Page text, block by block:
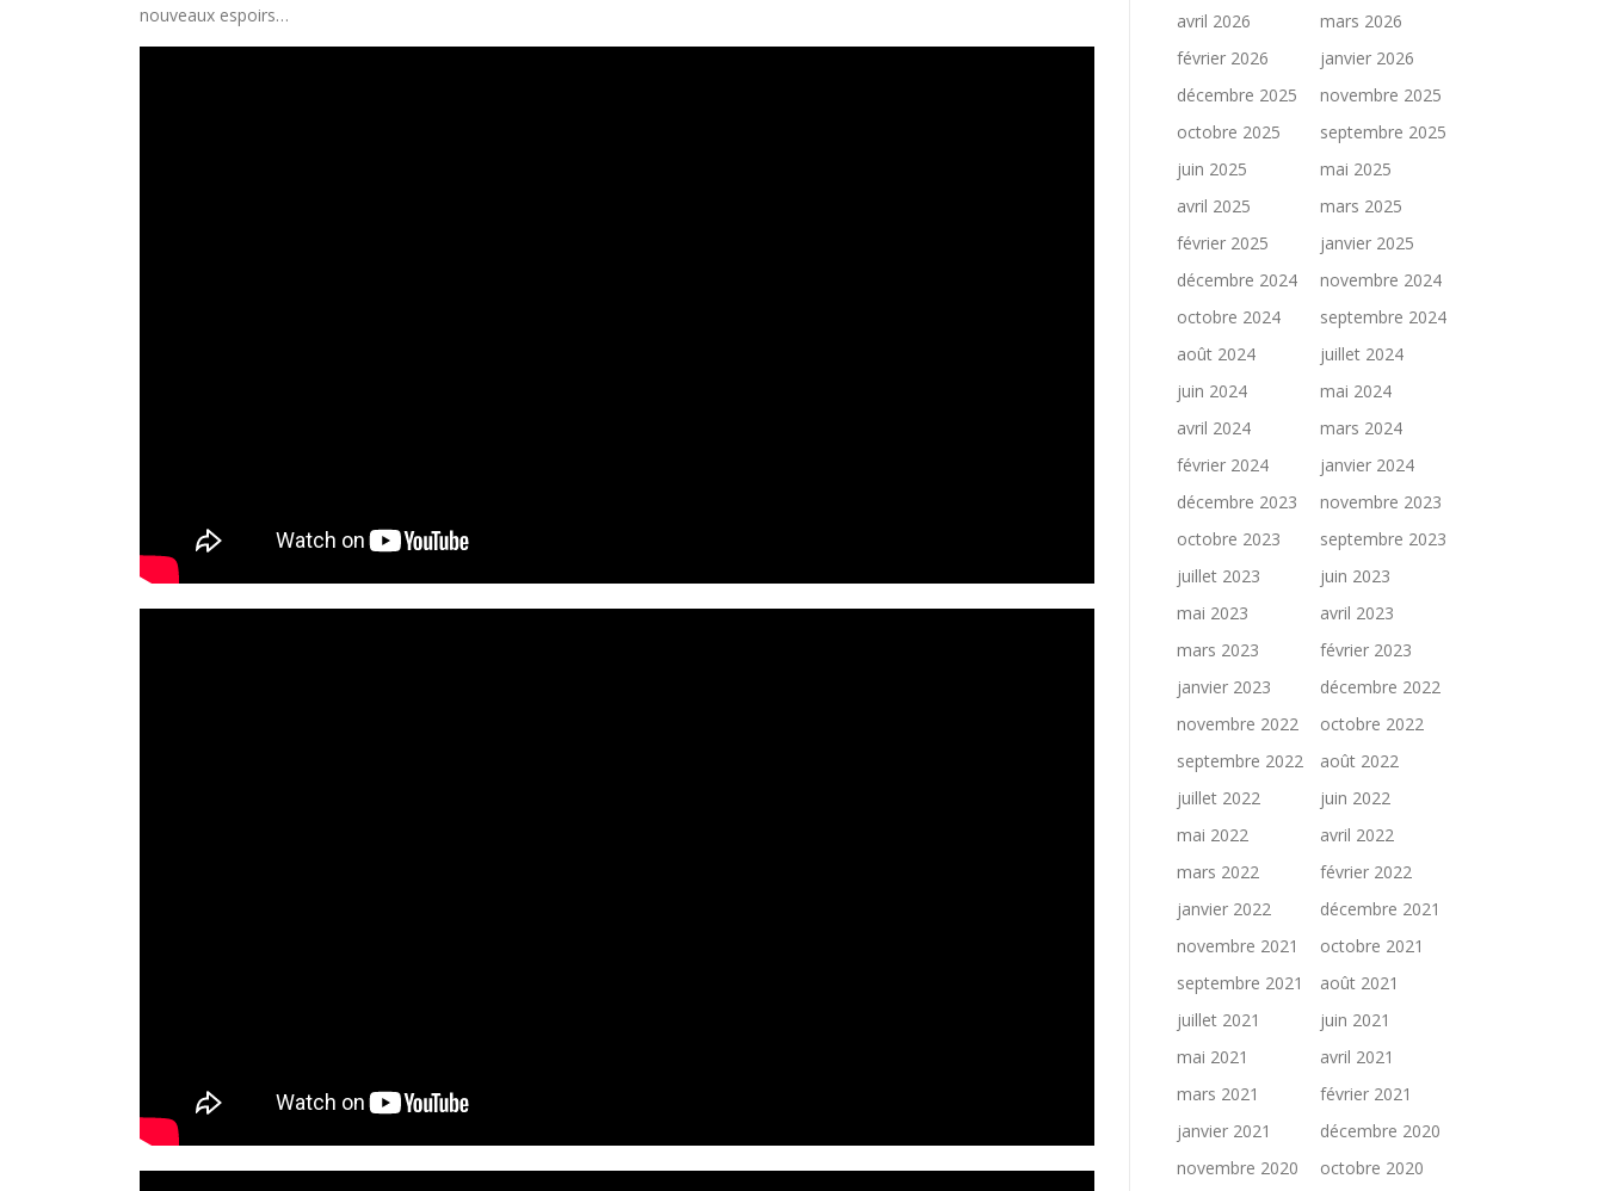
nouveaux espoirs…
avril 2026
mars 2026
février 2026
janvier 2026
décembre 2025
novembre 2025
octobre 2025
septembre 2025
juin 2025
mai 2025
avril 2025
mars 2025
février 2025
janvier 2025
décembre 2024
novembre 2024
octobre 2024
septembre 2024
août 2024
juillet 2024
juin 2024
mai 2024
avril 2024
mars 2024
février 2024
janvier 2024
décembre 2023
novembre 2023
octobre 2023
septembre 2023
juillet 2023
juin 2023
mai 2023
avril 2023
mars 2023
février 2023
janvier 2023
décembre 2022
novembre 2022
octobre 2022
septembre 2022
août 2022
juillet 2022
juin 2022
mai 2022
avril 2022
mars 2022
février 2022
janvier 2022
décembre 2021
novembre 2021
octobre 2021
septembre 2021
août 2021
juillet 2021
juin 2021
mai 2021
avril 2021
mars 2021
février 2021
janvier 2021
décembre 2020
novembre 2020
octobre 2020